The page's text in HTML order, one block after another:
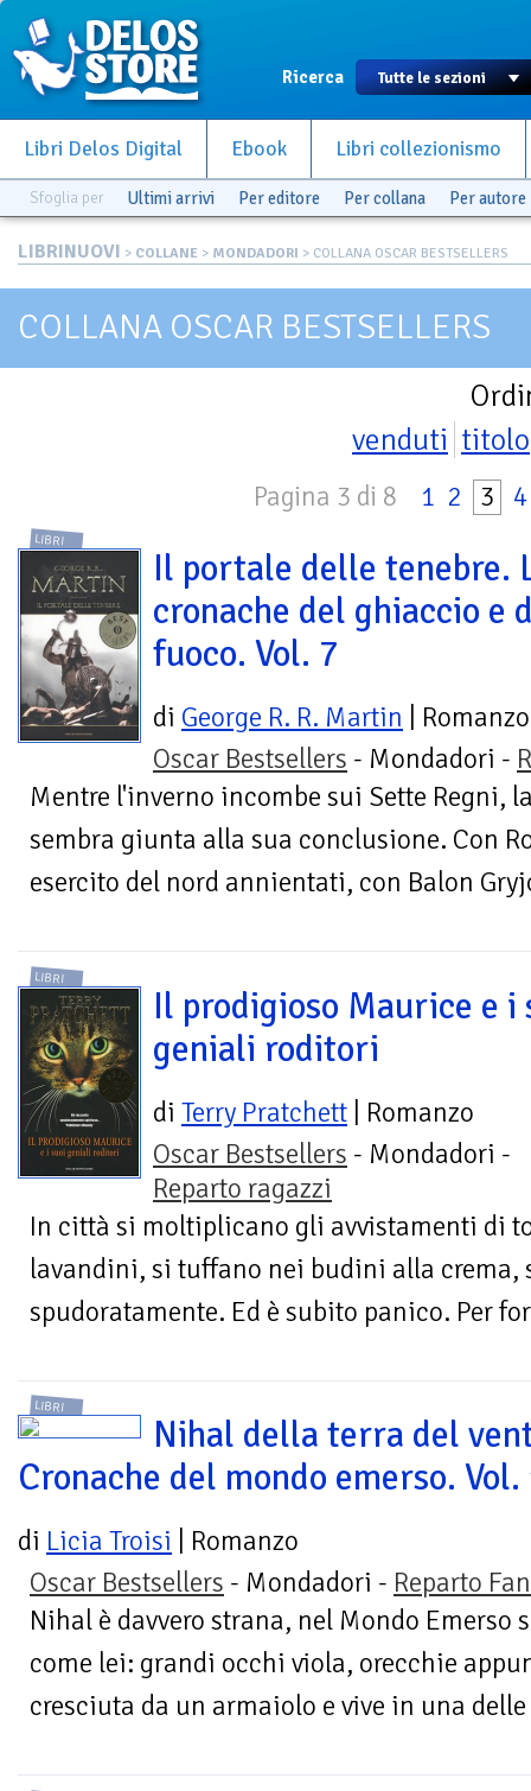
Ricerca
Libri Delos Digital Ebook Libri collezionismo
Sfoglia per Ultimi arrivi Per editore Per collana Per autore
LIBRINUOVI > COLLANE > MONDADORI > COLLANA OSCAR BESTSELLERS
COLLANA OSCAR BESTSELLERS
venduti titolo
Pagina 3 di 8 1 2 3 4
LIBRI
Il portale delle tenebre.
cronache del ghiaccio e
fuoco. Vol. 7
di George R. R. Martin | Romanzo
Oscar Bestsellers - Mondadori -
Mentre l'inverno incombe sui Sette Regni,
sembra giunta alla sua conclusione. Con
esercito del nord annientati, con Balon
LIBRI
Il prodigioso Maurice e i
geniali roditori
di Terry Pratchett | Romanzo
Oscar Bestsellers - Mondadori -
Reparto ragazzi
In città si moltiplicano gli avvistamenti di
lavandini, si tuffano nei budini alla crema,
spudoratamente. Ed è subito panico. Per
LIBRI
Nihal della terra del
Cronache del mondo emerso. Vol.
di Licia Troisi | Romanzo
Oscar Bestsellers - Mondadori - Reparto
Nihal è davvero strana, nel Mondo Emerso
come lei: grandi occhi viola, orecchie
cresciuta da un armaiolo e vive in una